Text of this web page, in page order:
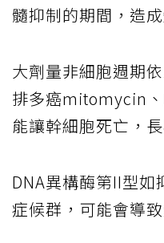
髓抑制的期間，造
大劑量非細胞週期
排多癌mitomycin
能讓幹細胞死亡，
DNA異構酶第II型如
症候群，可能會導